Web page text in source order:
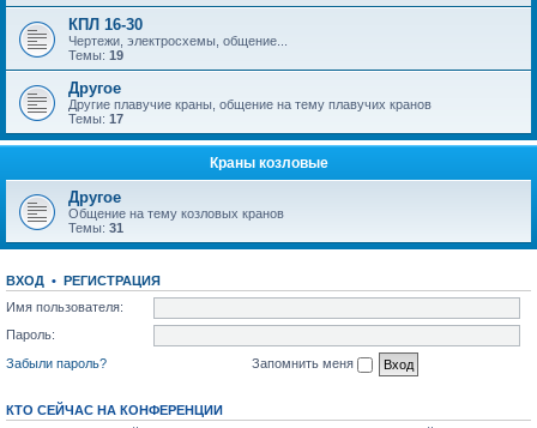
КПЛ 16-30
Чертежи, электросхемы, общение...
Темы: 19
Другое
Другие плавучие краны, общение на тему плавучих кранов
Темы: 17
Краны козловые
Другое
Общение на тему козловых кранов
Темы: 31
ВХОД • РЕГИСТРАЦИЯ
Имя пользователя:
Пароль:
Забыли пароль?
Запомнить меня
КТО СЕЙЧАС НА КОНФЕРЕНЦИИ